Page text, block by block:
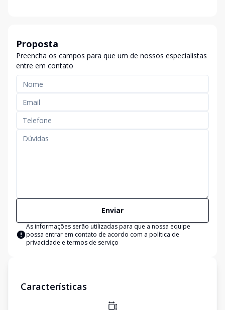
Proposta
Preencha os campos para que um de nossos especialistas
entre em contato
Enviar
As informações serão utilizadas para que a nossa equipe
possa entrar em contato de acordo com a política de
privacidade e termos de serviço
Características